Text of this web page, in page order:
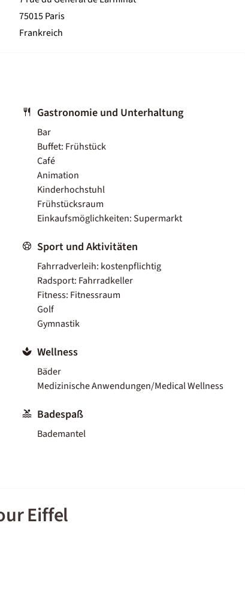
75015 Paris
Frankreich
Gastronomie und Unterhaltung
Bar
Buffet: Frühstück
Café
Animation
Kinderhochstuhl
Frühstücksraum
Einkaufsmöglichkeiten: Supermarkt
Sport und Aktivitäten
Fahrradverleih: kostenpflichtig
Radsport: Fahrradkeller
Fitness: Fitnessraum
Golf
Gymnastik
Wellness
Bäder
Medizinische Anwendungen/Medical Wellness
Badespaß
Bademantel
Eiffel